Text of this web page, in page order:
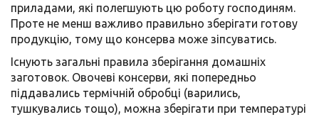
приладами, які полегшують цю роботу господиням.
Проте не менш важливо правильно зберігати готову
продукцію, тому що консерва може зіпсуватись.
Існують загальні правила зберігання домашніх
заготовок. Овочеві консерви, які попередньо
піддавались термічній обробці (варились,
тушкувались тощо), можна зберігати при температурі